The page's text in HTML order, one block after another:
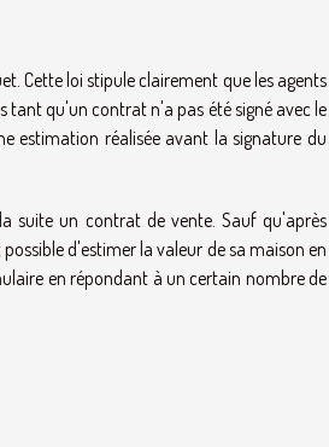
Cette loi stipule clairement que les agents
qu'un contrat n'a pas été signé avec le
estimation réalisée avant la signature du
suite un contrat de vente. Sauf qu'après
d'estimer la valeur de sa maison en
en répondant à un certain nombre de